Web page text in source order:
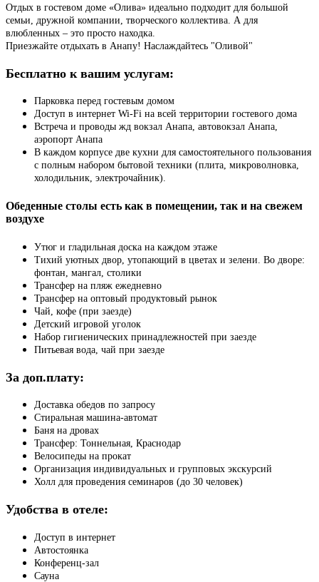
Отдых в гостевом доме «Олива» идеально подходит для большой
семьи, дружной компании, творческого коллектива. А для
влюбленных – это просто находка.
Приезжайте отдыхать в Анапу! Наслаждайтесь "Оливой"
Бесплатно к вашим услугам:
Парковка перед гостевым домом
Доступ в интернет Wi-Fi на всей территории гостевого дома
Встреча и проводы жд вокзал Анапа, автовокзал Анапа,
аэропорт Анапа
В каждом корпусе две кухни для самостоятельного пользования
с полным набором бытовой техники (плита, микроволновка,
холодильник, электрочайник).
Обеденные столы есть как в помещении, так и на свежем
воздухе
Утюг и гладильная доска на каждом этаже
Тихий уютных двор, утопающий в цветах и зелени. Во дворе:
фонтан, мангал, столики
Трансфер на пляж ежедневно
Трансфер на оптовый продуктовый рынок
Чай, кофе (при заезде)
Детский игровой уголок
Набор гигиенических принадлежностей при заезде
Питьевая вода, чай при заезде
За доп.плату:
Доставка обедов по запросу
Стиральная машина-автомат
Баня на дровах
Трансфер: Тоннельная, Краснодар
Велосипеды на прокат
Организация индивидуальных и групповых экскурсий
Холл для проведения семинаров (до 30 человек)
Удобства в отеле:
Доступ в интернет
Автостоянка
Конференц-зал
Сауна